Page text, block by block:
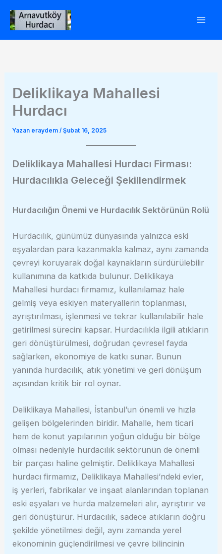
atla
Deliklikaya Mahallesi
Hurdacı
Yazan eraydem/Şubat 16, 2025
Deliklikaya Mahallesi Hurdacı Firması:
Hurdacılıkla Geleceği Şekillendirmek
Hurdacılığın Önemi ve Hurdacılık Sektörünün Rolü
Hurdacılık, günümüz dünyasında yalnızca eski
eşyalardan para kazanmakla kalmaz, aynı zamanda
çevreyi koruyarak doğal kaynakların sürdürülebilir
kullanımına da katkıda bulunur. Deliklikaya
Mahallesi hurdacı firmamız, kullanılamaz hale
gelmiş veya eskiyen materyallerin toplanması,
ayrıştırılması, işlenmesi ve tekrar kullanılabilir hale
getirilmesi sürecini kapsar. Hurdacılıkla ilgili atıkların
geri dönüştürülmesi, doğrudan çevresel fayda
sağlarken, ekonomiye de katkı sunar. Bunun
yanında hurdacılık, atık yönetimi ve geri dönüşüm
açısından kritik bir rol oynar.
Deliklikaya Mahallesi, İstanbul’un önemli ve hızla
gelişen bölgelerinden biridir. Mahalle, hem ticari
hem de konut yapılarının yoğun olduğu bir bölge
olması nedeniyle hurdacılık sektörünün de önemli
bir parçası haline gelmiştir. Deliklikaya Mahallesi
hurdacı firmamız, Deliklikaya Mahallesi’ndeki evler,
iş yerleri, fabrikalar ve inşaat alanlarından toplanan
eski eşyaları ve hurda malzemeleri alır, ayrıştırır ve
geri dönüştürür. Hurdacılık, sadece atıkların doğru
şekilde yönetilmesi değil, aynı zamanda yerel
ekonominin güçlendirilmesi ve çevre bilincinin